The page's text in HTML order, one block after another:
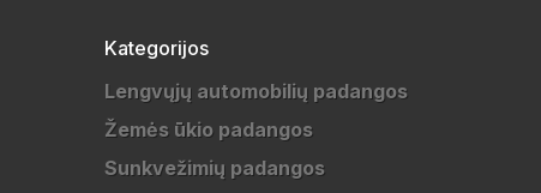
Kategorijos
Lengvųjų automobilių padangos
Žemės ūkio padangos
Sunkvežimių padangos